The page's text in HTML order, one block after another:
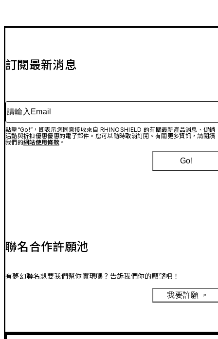
訂閱最新消息
請輸入Email
點擊“Go!”，即表示您同意接收來自 RHINOSHIELD 的有關最新產品消息、促銷
活動與折扣優惠優惠的電子郵件。您可以隨時取消訂閱。有關更多資訊，請閱讀
我們的網站使用條款。
Go!
聯名合作許願池
有夢幻聯名想要我們幫你實現嗎？告訴我們你的願望吧！
我要許願